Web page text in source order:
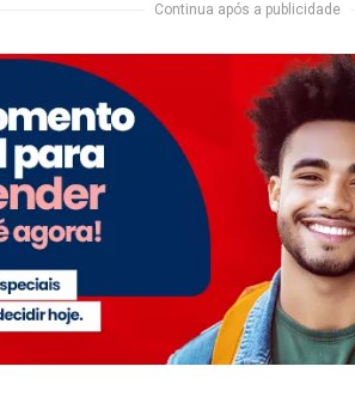
Continua após a publicidade